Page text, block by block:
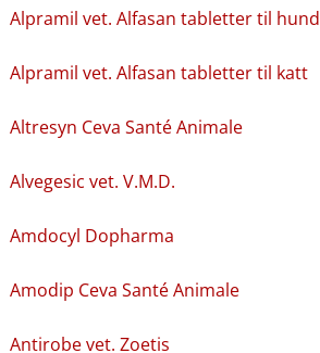
Alpramil vet. Alfasan tabletter til hund
Alpramil vet. Alfasan tabletter til katt
Altresyn Ceva Santé Animale
Alvegesic vet. V.M.D.
Amdocyl Dopharma
Amodip Ceva Santé Animale
Antirobe vet. Zoetis